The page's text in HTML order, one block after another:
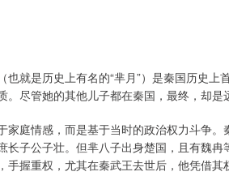
也就是历史上有名的“芈月”）是秦国历史
。尽管她的其他儿子都在秦国，最终，却是
家庭情感，而是基于当时的政治权力斗争
长子公子壮。但芈八子出身楚国，且有魏
手握重权，尤其在秦武王去世后，他凭借其